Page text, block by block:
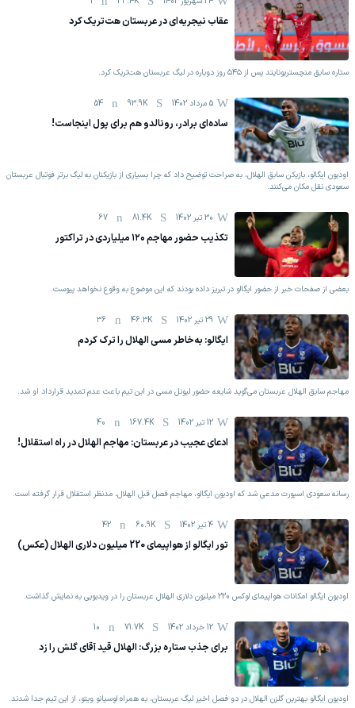
عقاب نیجریه‌ای در عربستان هت‌تریک کرد
ستاره سابق منچستریونایتد پس از ۵۴۵ روز دوباره در لیگ عربستان هت‌تریک کرد.
5 مرداد 1402 93.9K
54
ساده‌ای برادر، رونالدو هم برای پول اینجاست!
اودیون ایگالو، بازیکن سابق الهلال، به صراحت توضیح داد که چرا بسیاری از بازیکنان به لیگ برتر فوتبال عربستان
سعودی نقل مکان می‌کنند.
30 تیر 1402 81.4K
67
تکذیب حضور مهاجم ۱۲۰ میلیاردی در تراکتور
بعضی از صفحات خبر از حضور ایگالو در تبریز داده بودند که این موضوع به وقوع نخواهد پیوست.
29 تیر 1402 46.3K
36
ایگالو: به‌خاطر مسی الهلال را ترک کردم
مهاجم سابق الهلال عربستان می‌گوید شایعه حضور لیونل مسی در این تیم باعث عدم تمدید قرارداد او شد‌.
12 تیر 1402 167.4K
40
ادعای عجیب در عربستان: مهاجم الهلال در راه استقلال!
رسانه سعودی اسپورت مدعی شد که اودیون ایگالو، مهاجم فصل قبل الهلال، مدنظر استقلال قرار گرفته است.
4 تیر 1402 60.9K
42
تور ایگالو از هواپیمای 220 میلیون دلاری الهلال (عکس)
اودیون ایگالو امکانات هواپیمای لوکس 220 میلیون دلاری الهلال عربستان را در ویدیویی به نمایش گذاشت.
12 خرداد 1402 71.7K
10
برای جذب ستاره بزرگ: الهلال قید آقای گلش را زد
اودیون ایگالو بهترین گلزن الهلال در دو فصل اخیر لیگ عربستان، به همراه لوسیانو ویتو، از این تیم جدا شدند.